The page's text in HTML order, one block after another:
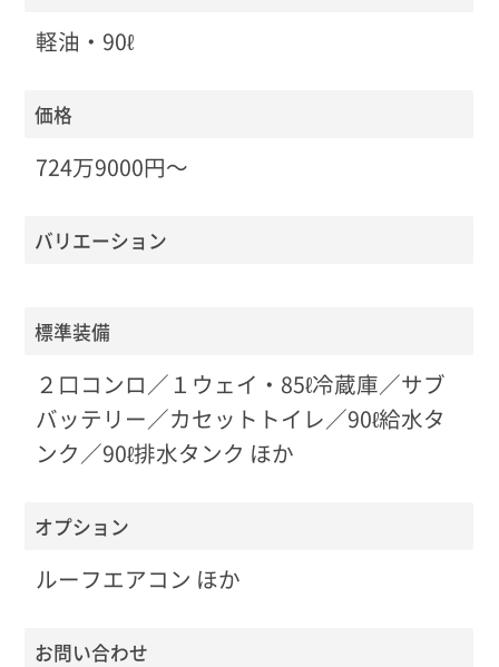
軽油・90ℓ
価格
724万9000円〜
バリエーション
標準装備
２口コンロ／１ウェイ・85ℓ冷蔵庫／サブ
バッテリー／カセットトイレ／90ℓ給水タ
ンク／90ℓ排水タンク ほか
オプション
ルーフエアコン ほか
お問い合わせ